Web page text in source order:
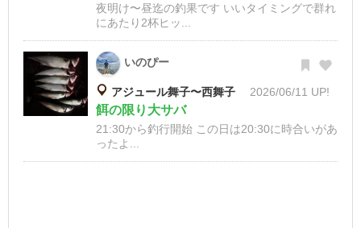
夜明け〜昼迄の釣果です いいタイミングで群れ
にあたり2杯ヒッ...
いのぴー
アジュール舞子〜西舞子 2026/06/11 UP!
餌の限り大サバ
21:30から釣行開始 この日は20:30に時合いがあ
ったよ...